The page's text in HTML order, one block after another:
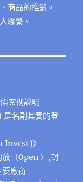
商品的推銷。
聯繫。
案例說明
名副其實的登
Invest)》
（Open ）,封
廠商